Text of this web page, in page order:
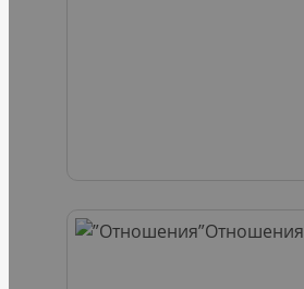
Отношения